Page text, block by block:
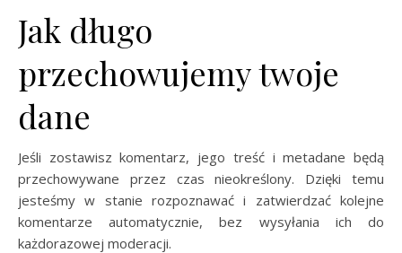
Jak długo
przechowujemy twoje
dane
Jeśli zostawisz komentarz, jego treść i metadane będą
przechowywane przez czas nieokreślony. Dzięki temu
jesteśmy w stanie rozpoznawać i zatwierdzać kolejne
komentarze automatycznie, bez wysyłania ich do
każdorazowej moderacji.